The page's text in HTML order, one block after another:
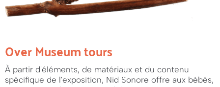
Over Museum tours
À partir d'éléments, de matériaux et du contenu
spécifique de l'exposition, Nid Sonore offre aux bébés,